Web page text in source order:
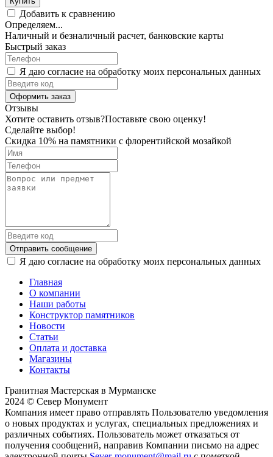
Добавить к сравнению
Определяем...
Наличный и безналичный расчет, банковские карты
Быстрый заказ
Я даю согласие на обработку моих персональных данных
Оформить заказ
Отзывы
Хотите оставить отзыв?Поставьте свою оценку!
Сделайте выбор!
Скидка 10% на памятники с флорентийской мозайкой
Отправить сообщение
Я даю согласие на обработку моих персональных данных
Главная
О компании
Наши работы
Конструктор памятников
Новости
Статьи
Оплата и доставка
Магазины
Контакты
Гранитная Мастерская в Мурманске
2024 © Север Монумент
Компания имеет право отправлять Пользователю уведомления
о новых продуктах и услугах, специальных предложениях и
различных событиях. Пользователь может отказаться от
получения сообщений, направив Компании письмо на адрес